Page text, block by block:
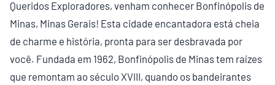
Queridos Exploradores, venham conhecer Bonfinópolis de
Minas, Minas Gerais! Esta cidade encantadora está cheia
de charme e história, pronta para ser desbravada por
você. Fundada em 1962, Bonfinópolis de Minas tem raízes
que remontam ao século XVIII, quando os bandeirantes